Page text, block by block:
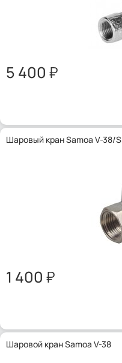
5 400
Шаровый кран Samoa V-38/S
1 400
Шаровой кран Samoa V-38